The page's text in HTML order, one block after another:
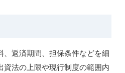
、返済期間、担保条件などを細
資法の上限や現行制度の範囲内